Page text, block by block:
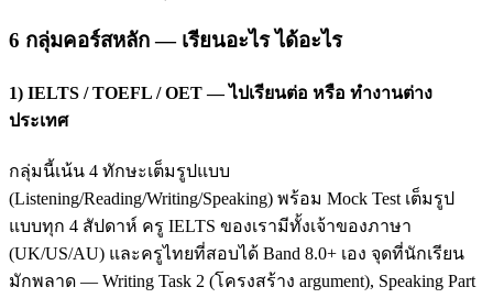
6 กลุ่มคอร์สหลัก — เรียนอะไร ได้อะไร
1) IELTS / TOEFL / OET — ไปเรียนต่อ หรือ ทำงานต่าง
ประเทศ
กลุ่มนี้เน้น 4 ทักษะเต็มรูปแบบ
(Listening/Reading/Writing/Speaking) พร้อม Mock Test เต็มรูป
แบบทุก 4 สัปดาห์ ครู IELTS ของเรามีทั้งเจ้าของภาษา
(UK/US/AU) และครูไทยที่สอบได้ Band 8.0+ เอง จุดที่นักเรียน
มักพลาด — Writing Task 2 (โครงสร้าง argument), Speaking Part